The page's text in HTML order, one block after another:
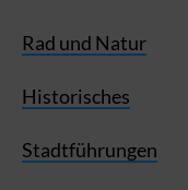
Rad und Natur
Historisches
Stadtführungen